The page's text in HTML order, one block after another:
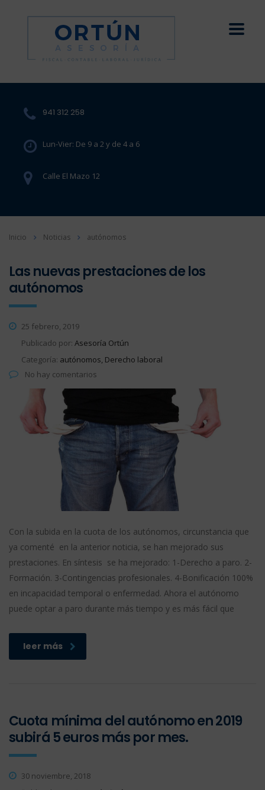
941 312 258
Lun-Vier: De 9 a 2 y de 4 a 6
Calle El Mazo 12
Inicio Noticias autónomos
Las nuevas prestaciones de los
autónomos
25 febrero, 2019
Publicado por: Asesoría Ortún
Categoría: autónomos, Derecho laboral
No hay comentarios
Con la subida en la cuota de los autónomos, circunstancia que
ya comenté en la anterior noticia, se han mejorado sus
prestaciones. En síntesis se ha mejorado: 1-Derecho a paro. 2-
Formación. 3-Contingencias profesionales. 4-Bonificación 100%
en incapacidad temporal o enfermedad. Ahora el autónomo
puede optar a paro durante más tiempo y es más fácil que
leer más
Cuota mínima del autónomo en 2019
subirá 5 euros más por mes.
30 noviembre, 2018